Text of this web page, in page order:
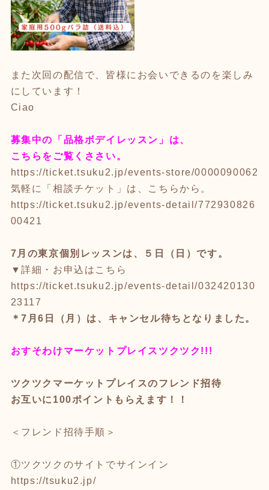
また次回の配信で、皆様にお会いできるのを楽しみ
にしています！
Ciao
募集中の「品格ボデイレッスン」は、
こちらをご覧くささい。
https://ticket.tsuku2.jp/events-store/0000090062
気軽に「相談チケット」は、こちらから。
https://ticket.tsuku2.jp/events-detail/772930826
00421
7月の東京個別レッスンは、５日（日）です。
▼詳細・お申込はこちら
https://ticket.tsuku2.jp/events-detail/032420130
23117
＊7月6日（月）は、キャンセル待ちとなりました。
おすそわけマーケットプレイス ツクツク!!!
ツクツクマーケットプレイスのフレンド招待
お互いに100ポイントもらえます！！
＜フレンド招待手順＞
①ツクツクのサイトでサインイン
https://tsuku2.jp/